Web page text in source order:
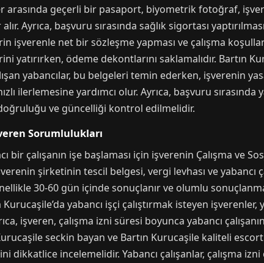
arasında geçerli bir pasaport, biyometrik fotoğraf,
Ayrıca, başvuru sırasında sağlık sigortası
işverenle net bir sözleşme yapması ve çalışma
yatırırken, ödeme dekontlarını saklamalıdır. Bartın
yabancılar, bu belgeleri temin ederken, işverenin
ilerlemesine yardımcı olur. Ayrıca, başvuru
ve güncelliği kontrol edilmelidir.
Sorumlulukları
bir çalışanın işe başlaması için işverenin Çalışma ve
şirketinin tescil belgesi, vergi levhası ve yabancı
30-60 gün içinde sonuçlanır ve olumlu
yabancı işçi çalıştırmak isteyen işverenler,
işveren, çalışma izni süresi boyunca yabancı
seckin bayan ve Bartın Kurucaşile kaliteli
dikkatlice incelemelidir. Yabancı çalışanlar, çalışma